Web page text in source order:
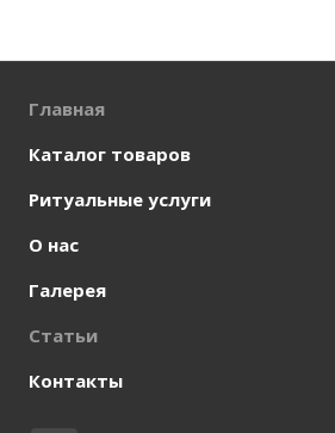
Главная
Каталог товаров
Ритуальные услуги
О нас
Галерея
Статьи
Контакты